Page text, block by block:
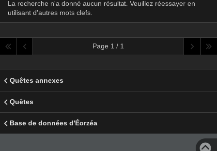
La recherche n'a donné aucun résultat. Veuillez réessayer en
utilisant d'autres mots clefs.
Page 1 / 1
Quêtes annexes
Quêtes
Base de données d'Éorzéa